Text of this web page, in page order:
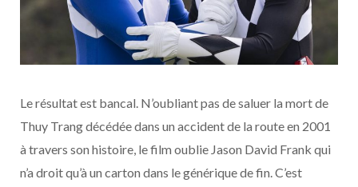
Le résultat est bancal. N’oubliant pas de saluer la mort de
Thuy Trang décédée dans un accident de la route en 2001
à travers son histoire, le film oublie Jason David Frank qui
n’a droit qu’à un carton dans le générique de fin. C’est